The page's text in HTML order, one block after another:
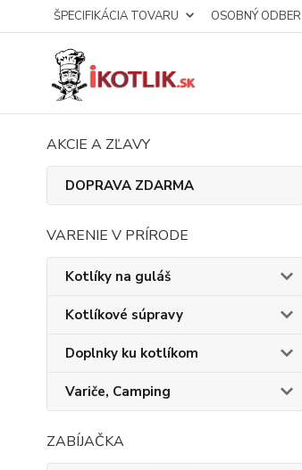
ŠPECIFIKÁCIA TOVARU OSOBNÝ ODBER
AKCIE A ZĽAVY
DOPRAVA ZDARMA
VARENIE V PRÍRODE
Kotlíky na guláš
Kotlíkové súpravy
Doplnky ku kotlíkom
Variče, Camping
ZABÍJAČKA